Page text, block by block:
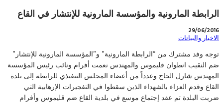
الرابطة المارونية والمؤسسة المارونية للإنتشار في القاع
29/06/2016
الاخبار والبيانات
توجه وفد مشترك من “الرابطة المارونية” و”المؤسسة المارونية للإنتشار”
ضم النقيب انطوان قليموس والمهندس نعمت أفرام ونائب رئيس المؤسسة
المهندس شارل الحاج وعدداً من أعضاء المجلس التنفيذي للرابطة إلى بلدة
القاع وقدم العزاء بالشهداء الذين سقطوا في التفجيرات الإرهابية التي
ضربت البلدة تم عقد إجتماع موسع في بلدية القاع ضم قليموس وأفرام